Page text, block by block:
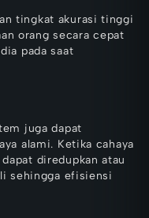
tingkat akurasi tinggi
orang secara cepat
pada saat
juga dapat
alami. Ketika cahaya
diredupkan atau
sehingga efisiensi